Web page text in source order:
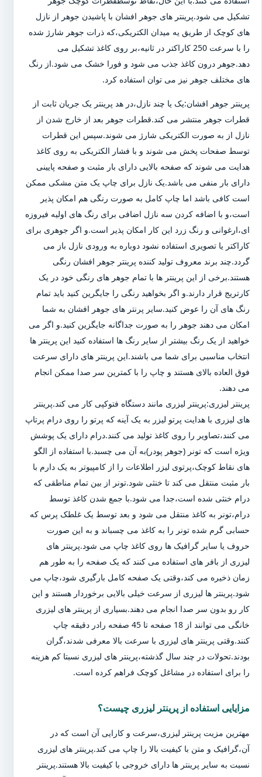
تشکیل می شود.پرینتر های جوهر افشان با پاشیدن جوهر از نازل
های کوچک از طریق یه میدان الکتریکی،که ذرات جوهر شارژ شده
را با سرعت 250 کاراکتر در ثانیه،بر روی کاغذ تشکیل می
دهد.جوهر درون کاغذ جذب می شود و فورا خشک می شود.از رنگ
های مختلف جوهر نیز می توان استفاده کرد.
پرینتر جوهر افشان:یک یا چند نازل،در هد پرینتر یک جریان ثابت از
قطرات جوهر منتشر می کند.قطرات جوهر بعد از خارج شدن از
نازل از به صورت الکتریکی شارژ می شوند.سپس این قطرات
توسط صفحات پخش می شوند و با فشار الکتریکی به روی کاغذ
هدایت می شوند که صفحه بالایی دارای بار مثبت و صفحه پایینی
دارای بار منفی می باشد.یک نازل برای چاپ یک متن مشکی ممکن
است کافی باشد اما چاپ کامل به صورت رنگی هم امکان پذیر
است،و با اضافه کردن سه نازل اضافی برای رنگ های اولیه فیروزه
ای،ارغوانی و رنگ زرد این کار امکان پذیر است.و اگر جوهری برای
کاراکتر یا تصویری استفاده نشود دوباره به ورودی نازل باز می
گردد.چند برند معروف تولید کننده پرینتر جوهر افشان رنگی
هستند.برخی از این پرینتر ها با تمام جوهر های رنگی خود در یک
کارتریج قرار دارند.و اگر بخواهید رنگی را جایگرین کنید باید تمام
رنگ های آن را عوض کنید.سایر پرنتر های جوهر افشان به شما
امکان می دهند جوهر را به صورت جداگانه جایگزین کنید.و اگر می
خواهید از یک رنگ بیشتر از سایر رنگ ها استفاده کنید این پرینتر ها
انتخاب مناسبی برای شما می باشند.این پرینتر های دارای سرعت
فوق العاده بالای هستند و چاپ را با کمترین سر صدا ممکن انجام
می دهند.
پرینتر لیزری:پرینتر لیزری مانند دستگاه فتوکپی کار می کند.پرینتر
های لیزری با هدایت پرتو لیزر به یک آینه که پرتو را روی درام پرتاپ
می کنند،تصاویر را روی کاغذ تولید می کنند.درام دارای یک پوشش
ویژه است که تونر (جوهر پودر)به آن می چسبد.با استفاده از الگو
های نقاط کوچک،پرتوی لیزر اطلاعات را از کامپیوتر به یک دارم با
بار مثبت منتقل می کند تا خنثی شود.تونر از بین تمام مناطقی که
درام خنثی شده است،جدا می شود.با جمع شدن کاغذ توسط
درام،تونر به کاغذ منتقل می شود و بعد توسط یک غلطک پرس که
حسابی گرم شده تونر را به کاغذ می چسباند و به این صورت
حروف یا سایر گرافیک ها روی کاغذ چاپ می شود.پرینتر های
لیزری از بافر های استفاده می کنند که یک صفحه را به طور هم
زمان ذخیره می کند،وقتی یک صفحه کامل بارگیری شود،چاپ می
شود.پرینتر ها لیزری از سرعت خیلی بالایی برخوردار هستند و این
کار رو بدون سر صدا انجام می دهند.بسیاری از پرینتر های لیزری
خانگی می توانند از 18 صفحه تا 45 صفحه رادر دقیقه چاپ
کنند.وقتی پرینتر های لیزری با سرعت بالا معرفی شدند،گران
بودند.تحولات در چند سال گذشته،پرینتر های لیزری نسبتا کم هزینه
را برای استفاده در مشاغل کوچک فراهم کرده است.
مزایایی استفاده از پرینتر لیزری چیست؟
مهترین مزیت پرینتر لیزری،سرعت و کارایی آن است که در
آن،گرافیک و متن با کیفیت بالا را چاپ می کند.پرینتر های لیزری
نسبت به سایر پرینتر ها دارای خروجی با کیفیت بالا هستند.پرینتر